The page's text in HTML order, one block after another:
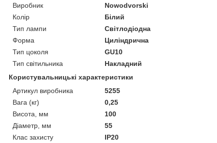
Виробник
Nowodvorski
Колір
Білий
Тип лампи
Світлодіодна
Форма
Циліндрична
Тип цоколя
GU10
Тип світильника
Накладний
Користувальницькі характеристики
Артикул виробника
5255
Вага (кг)
0,25
Висота, мм
100
Діаметр, мм
55
Клас захисту
IP20